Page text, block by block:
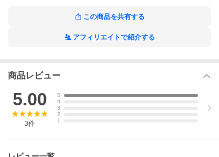
この商品を共有する
アフィリエイトで紹介する
商品レビュー
5.00
3件
5
4
3
2
1